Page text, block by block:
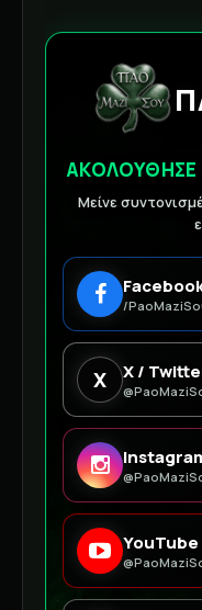
ΑΚΟΛΟΥΘΗΣΕ
Μείνε
/
X X /
YouTube